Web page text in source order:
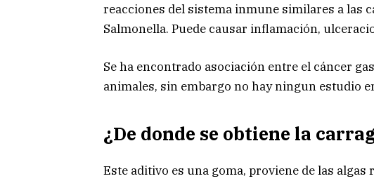
reacciones del sistema inmune similares a las
Salmonella. Puede causar inflamación,
Se ha encontrado asociación entre el cáncer
animales, sin embargo no hay ningun estudio
¿De donde se obtiene la
Este aditivo es una goma, proviene de las